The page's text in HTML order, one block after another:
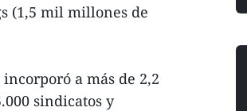
(1,5 mil millones de
a más de 2,2
sindicatos y